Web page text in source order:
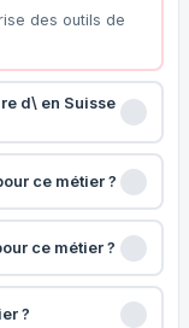
des outils de
d\ en Suisse
ce métier ?
ce métier ?
?